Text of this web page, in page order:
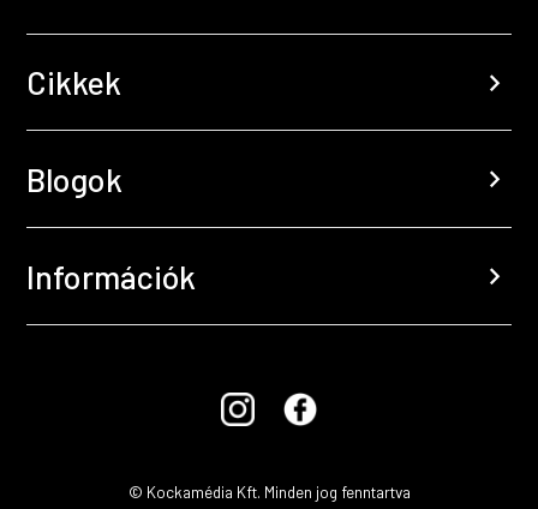
Cikkek chevron_right
Blogok chevron_right
Információk chevron_right
© Kockamédia Kft. Minden jog fenntartva